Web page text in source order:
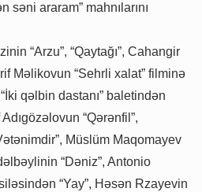
sǝni araram” mahnılarını
“Arzu”, “Qaytağı”, Cahangir
Məlikovun “Sehrli xalat” filminə
“İki qəlbin dastanı” baletindən
“Qərənfil”,
Müslüm Maqomayev
“Dəniz”, Antonio
“Yay”, Həsən Rzayevin